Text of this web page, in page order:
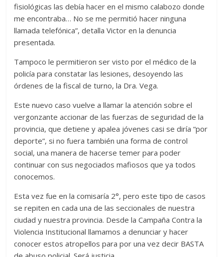
fisiológicas las debía hacer en el mismo calabozo donde
me encontraba… No se me permitió hacer ninguna
llamada telefónica”, detalla Victor en la denuncia
presentada.
Tampoco le permitieron ser visto por el médico de la
policía para constatar las lesiones, desoyendo las
órdenes de la fiscal de turno, la Dra. Vega.
Este nuevo caso vuelve a llamar la atención sobre el
vergonzante accionar de las fuerzas de seguridad de la
provincia, que detiene y apalea jóvenes casi se diría “por
deporte”, si no fuera también una forma de control
social, una manera de hacerse temer para poder
continuar con sus negociados mafiosos que ya todos
conocemos.
Esta vez fue en la comisaría 2°, pero este tipo de casos
se repiten en cada una de las seccionales de nuestra
ciudad y nuestra provincia. Desde la Campaña Contra la
Violencia Institucional llamamos a denunciar y hacer
conocer estos atropellos para por una vez decir BASTA